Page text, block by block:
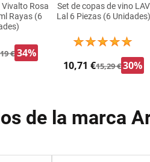
Rosa
Rayas (6
€ 34%
Set de copas de vino LAV
Lal 6 Piezas (6 Unidades)
10,71 €15,29 €30%
de la marca